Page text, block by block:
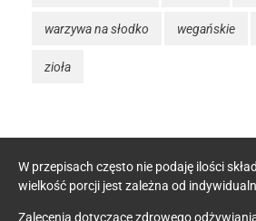
warzywa na słodko wegańskie
zioła
W przepisach często nie podaję ilości
wielkość porcji jest zależna od
Zalecenia dotyczące zdrowego